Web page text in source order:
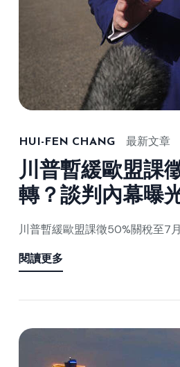
HUI-FEN CHANG 最新文章
川普暫緩歐盟課
轉？談判內幕曝
川普暫緩歐盟課徵50%關稅至7
閱讀更多